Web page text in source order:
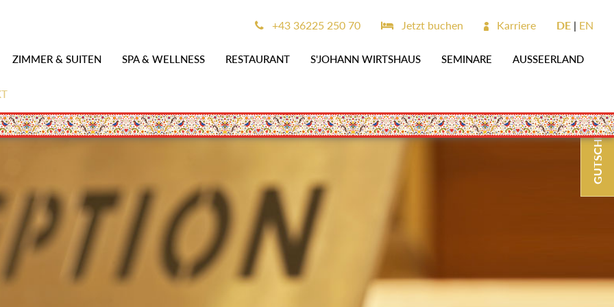
ZIMMER & SUITEN SPA & WELLNESS RESTAURANT S'JOHANN WIRTSHAUS SEMINARE AUSSEERLAND
+43 36225 250 70 Jetzt buchen Karriere DE EN
GUTSCHEINE